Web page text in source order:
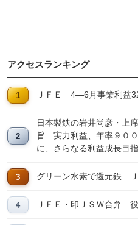
アクセスランキング
ＪＦＥ 4―6月事業利益
日本製鉄の岩井尚彦・上
旨 実力利益、年率９０
に、さらなる利益成長目
グリーン水素で還元鉄
ＪＦＥ・印ＪＳＷ合弁